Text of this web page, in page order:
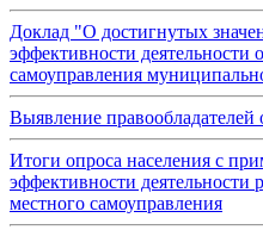
Доклад "О достигнутых
эффективности деятельности
самоуправления
Выявление
Итоги опроса населения с
эффективности деятельности
местного самоуправления